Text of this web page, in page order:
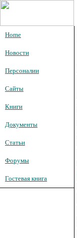
Home
Новости
Персоналии
Сайты
Книги
Документы
Статьи
Форумы
Гостевая книга